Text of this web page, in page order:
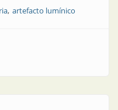
artefacto lumínico
que hacen la luz